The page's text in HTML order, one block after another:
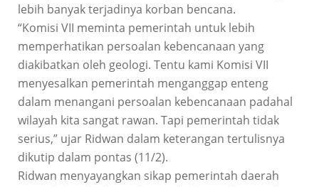
lebih banyak terjadinya korban bencana.
“Komisi VII meminta pemerintah untuk lebih
memperhatikan persoalan kebencanaan yang
diakibatkan oleh geologi. Tentu kami Komisi VII
menyesalkan pemerintah menganggap enteng
dalam menangani persoalan kebencanaan padahal
wilayah kita sangat rawan. Tapi pemerintah tidak
serius,” ujar Ridwan dalam keterangan tertulisnya
dikutip dalam pontas (11/2).
Ridwan menyayangkan sikap pemerintah daerah